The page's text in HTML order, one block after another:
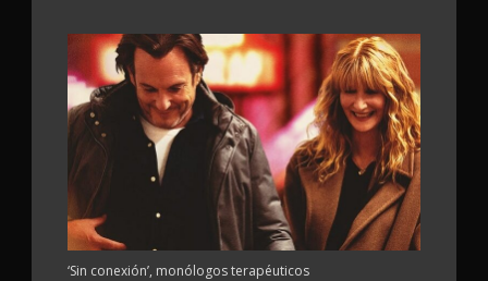
‘Sin conexión’, monólogos terapéuticos